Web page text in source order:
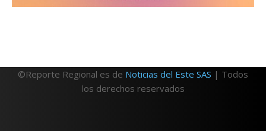
©Reporte Regional es de Noticias del Este SAS | Todos
los derechos reservados